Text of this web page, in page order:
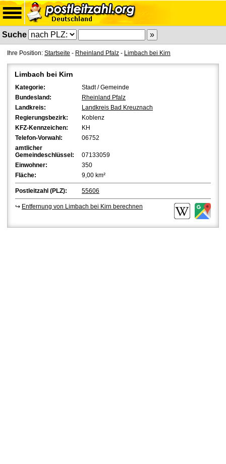
Suche
Ihre Position: Startseite - Rheinland Pfalz - Limbach bei Kirn
Limbach bei Kirn
Kategorie:
Stadt / Gemeinde
Bundesland:
Rheinland Pfalz
Landkreis:
Landkreis Bad Kreuznach
Regierungsbezirk:
Koblenz
KFZ-Kennzeichen:
KH
Telefon-Vorwahl:
06752
amtlicher
Gemeindeschlüssel:
07133059
Einwohner:
350
Fläche:
9,00 km²
Postleitzahl (PLZ): 55606
↪ Entfernung von Limbach bei Kirn berechnen